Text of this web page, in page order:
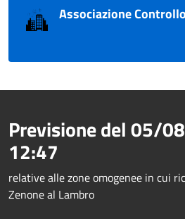
Associazione
Previsione del05/
12:47
relative alle zone omogenee in cui
Zenone al Lambro